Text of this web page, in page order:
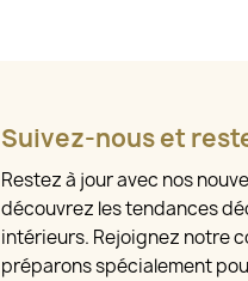
Suivez-nous et
Restez à jour avec nos
découvrez les tendances
intérieurs. Rejoignez notre
préparons spécialement